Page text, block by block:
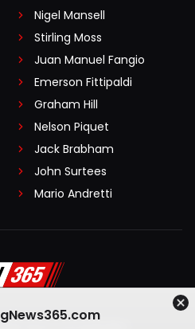
Nigel Mansell
Stirling Moss
Juan Manuel Fangio
Emerson Fittipaldi
Graham Hill
Nelson Piquet
Jack Brabham
John Surtees
Mario Andretti